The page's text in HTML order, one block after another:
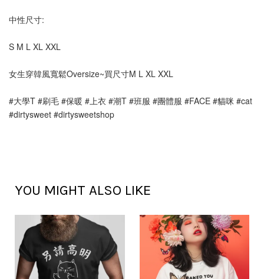
中性尺寸:
S M L XL XXL
女生穿韓風寬鬆Oversize~買尺寸M L XL XXL
#大學T #刷毛 #保暖 #上衣 #潮T #班服 #團體服 #FACE #貓咪 #cat
#dirtysweet #dirtysweetshop
YOU MIGHT ALSO LIKE